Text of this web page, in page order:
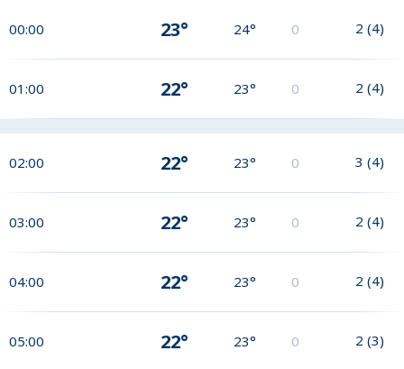
00:00 23° 24° 0 2 (4)
01:00 22° 23° 0 2 (4)
02:00 22° 23° 0 3 (4)
03:00 22° 23° 0 2 (4)
04:00 22° 23° 0 2 (4)
05:00 22° 23° 0 2 (3)